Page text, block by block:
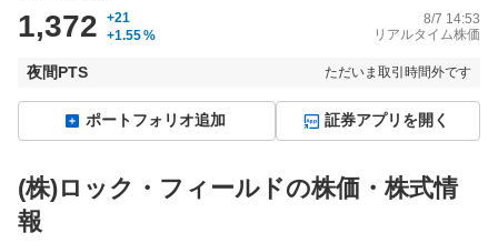
1,372
+21
+1.55%
8/7 14:53
リアルタイム株価
夜間PTS ただいま取引時間外です
ポートフォリオ追加 証券アプリを開く
(株)ロック・フィールドの株価・株式情
報